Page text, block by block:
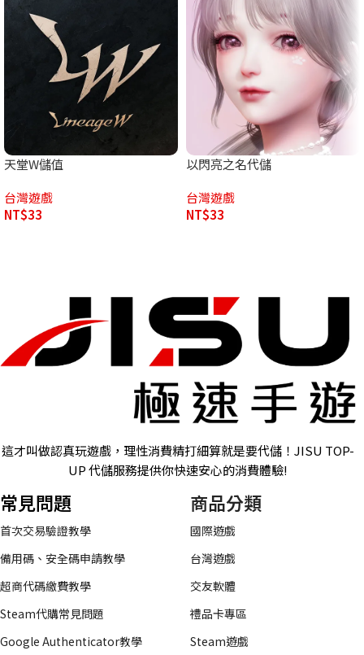
天堂W儲值
台灣遊戲
NT$33
以閃亮之名代儲
台灣遊戲
NT$33
這才叫做認真玩遊戲，理性消費精打細算就是要代儲！JISU TOP-
UP 代儲服務提供你快速安心的消費體驗!
常見問題
首次交易驗證教學
備用碼、安全碼申請教學
超商代碼繳費教學
Steam代購常見問題
Google Authenticator教學
商品分類
國際遊戲
台灣遊戲
交友軟體
禮品卡專區
Steam遊戲